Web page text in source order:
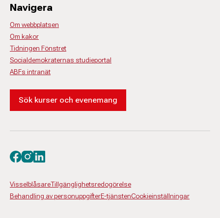
Navigera
Om webbplatsen
Om kakor
Tidningen Fönstret
Socialdemokraternas studieportal
ABFs intranät
Sök kurser och evenemang
VisselblåsareTillgänglighetsredogörelse
Behandling av personuppgifterE-tjänstenCookieinställningar
Besök oss på facebook
Besök oss på instagram
Besök oss på linkedin